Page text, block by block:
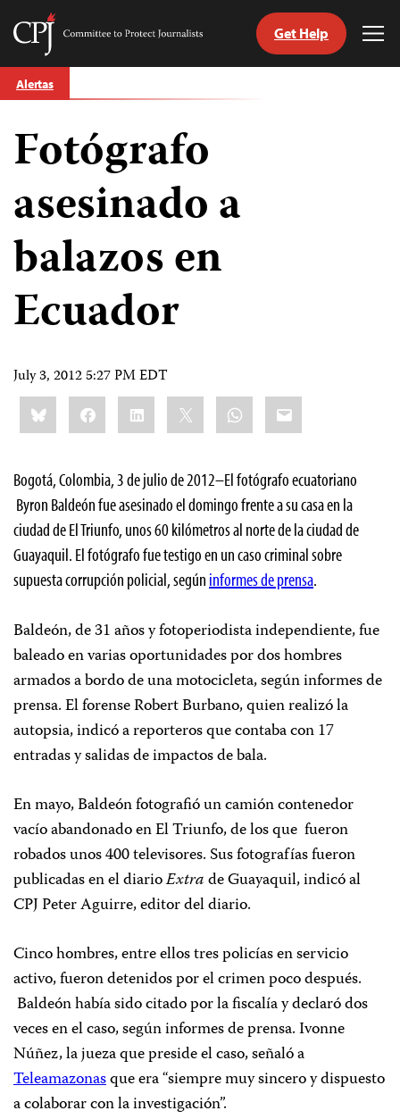
Skip
to
Committee
Journalists
Get Help
Alertas
Fotógrafo
asesinado a
balazos en
Ecuador
July 3, 2012 5:27 PM EDT
Share
this:BlueskyFacebookLinkedIn WhatsApp
Email
Bogotá, Colombia, 3 de julio de 2012–El fotógrafo ecuatoriano
Byron Baldeón fue asesinado el domingo frente a su casa en la
ciudad de El Triunfo, unos 60 kilómetros al norte de la ciudad de
Guayaquil. El fotógrafo fue testigo en un caso criminal sobre
supuesta corrupción policial, según informes de prensa.
Baldeón, de 31 años y fotoperiodista independiente, fue
baleado en varias oportunidades por dos hombres
armados a bordo de una motocicleta, según informes de
prensa. El forense Robert Burbano, quien realizó la
autopsia, indicó a reporteros que contaba con 17
entradas y salidas de impactos de bala.
En mayo, Baldeón fotografió un camión contenedor
vacío abandonado en El Triunfo, de los que fueron
robados unos 400 televisores. Sus fotografías fueron
publicadas en el diarioExtrade Guayaquil, indicó al
CPJ Peter Aguirre, editor del diario.
Cinco hombres, entre ellos tres policías en servicio
activo, fueron detenidos por el crimen poco después.
Baldeón había sido citado por la fiscalía y declaró dos
veces en el caso, según informes de prensa. Ivonne
Núñez, la jueza que preside el caso, señaló a
Teleamazonasque era “siempre muy sincero y dispuesto
a colaborar con la investigación”.